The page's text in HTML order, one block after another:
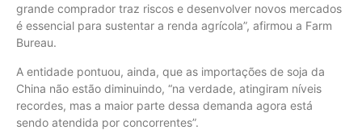
grande comprador traz riscos e desenvolver novos mercados
é essencial para sustentar a renda agrícola”, afirmou a Farm
Bureau.
A entidade pontuou, ainda, que as importações de soja da
China não estão diminuindo, “na verdade, atingiram níveis
recordes, mas a maior parte dessa demanda agora está
sendo atendida por concorrentes”.